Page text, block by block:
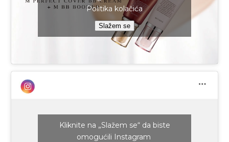
Politika kolačića
Slažem se
Kliknite na „Slažem se“ da biste
omogućili Instagram